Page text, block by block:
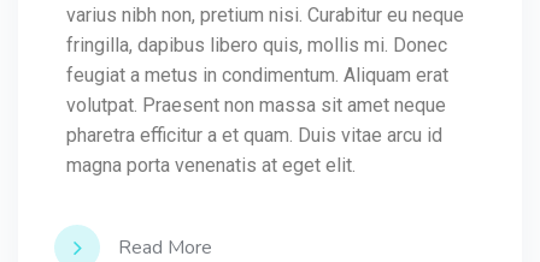
varius nibh non, pretium nisi. Curabitur eu neque
fringilla, dapibus libero quis, mollis mi. Donec
feugiat a metus in condimentum. Aliquam erat
volutpat. Praesent non massa sit amet neque
pharetra efficitur a et quam. Duis vitae arcu id
magna porta venenatis at eget elit.
Read More